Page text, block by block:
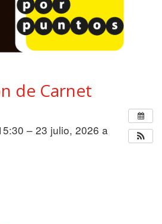
de Carnet
– 23 julio, 2026 a